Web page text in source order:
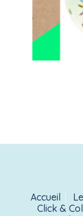
Accueil
Click &